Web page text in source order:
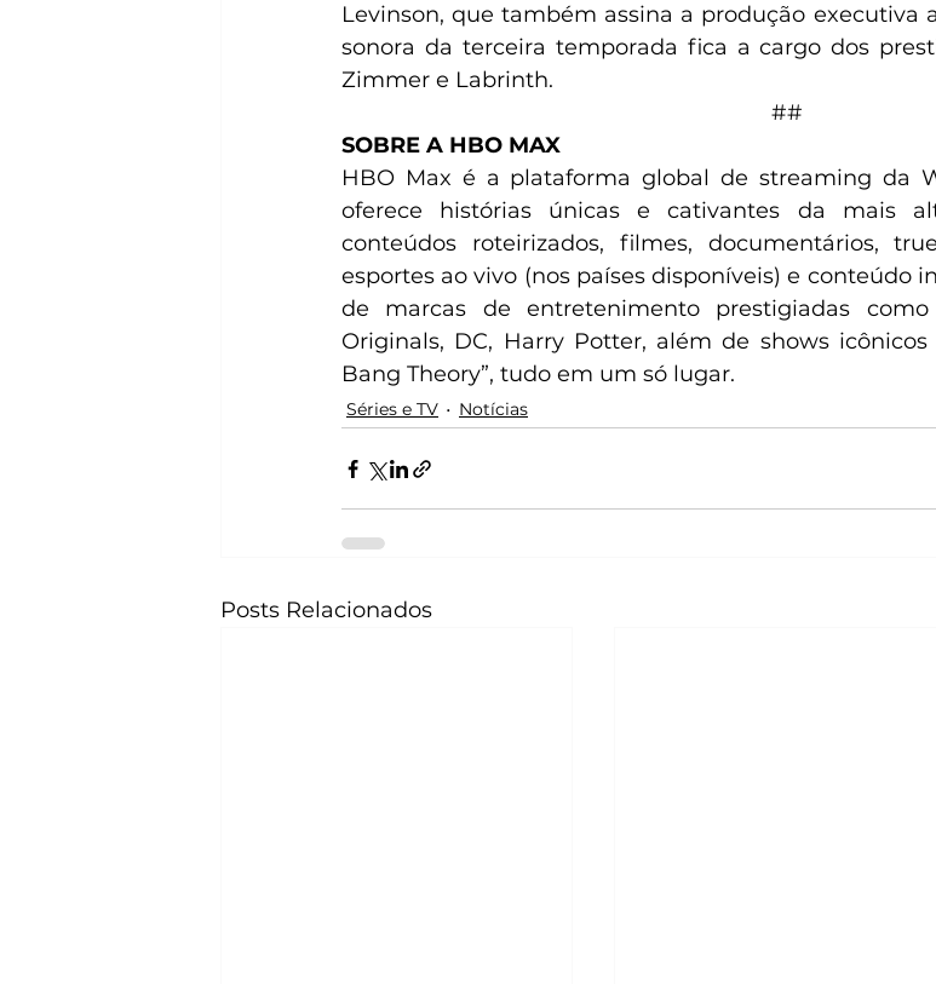
Levinson, que também assina a produção executiva
sonora da terceira temporada fica a cargo dos
Zimmer e Labrinth.
##
SOBRE A HBO MAX
HBO Max é a plataforma global de streaming da
oferece histórias únicas e cativantes da mais
conteúdos roteirizados, filmes, documentários,
esportes ao vivo (nos países disponíveis) e conteúdo
de marcas de entretenimento prestigiadas
Originals, DC, Harry Potter, além de shows icônicos
Bang Theory”, tudo em um só lugar.
Séries e TV Notícias
Posts Relacionados